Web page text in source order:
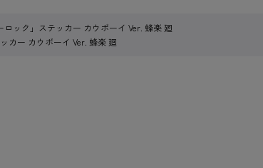
ロック」ステッカー カウボーイ Ver. 蜂楽 廻
カー カウボーイ Ver. 蜂楽 廻